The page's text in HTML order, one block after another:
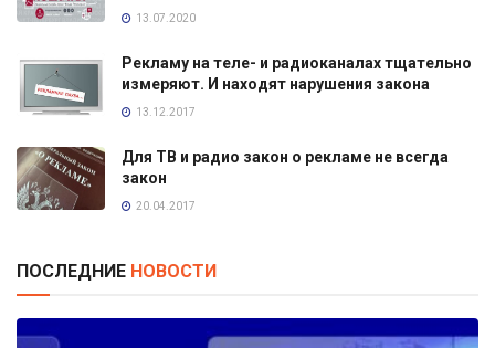
13.07.2020
Рекламу на теле- и радиоканалах тщательно
измеряют. И находят нарушения закона
13.12.2017
Для ТВ и радио закон о рекламе не всегда
закон
20.04.2017
ПОСЛЕДНИЕ НОВОСТИ